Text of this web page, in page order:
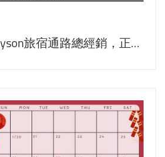
旅宿通路總經銷，正式